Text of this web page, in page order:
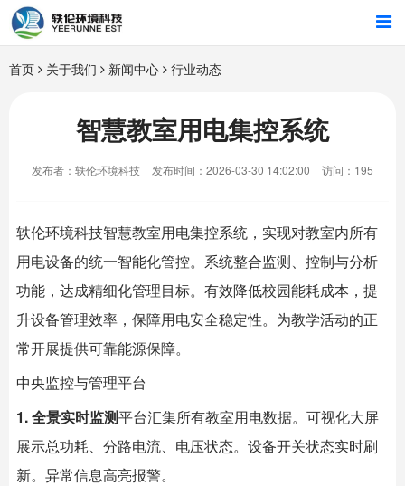
首页
行业解决方案
智能硬件
关于我们
首页 关于我们 新闻中心 行业动态
智慧教室用电集控系统
发布者：轶伦环境科技 发布时间：2026-03-30 14:02:00 访问：195
轶伦环境科技智慧教室用电集控系统，实现对教室内所有
用电设备的统一智能化管控。系统整合监测、控制与分析
功能，达成精细化管理目标。有效降低校园能耗成本，提
升设备管理效率，保障用电安全稳定性。为教学活动的正
常开展提供可靠能源保障。
中央监控与管理平台
1. 全景实时监测平台汇集所有教室用电数据。可视化大屏
展示总功耗、分路电流、电压状态。设备开关状态实时刷
新。异常信息高亮报警。